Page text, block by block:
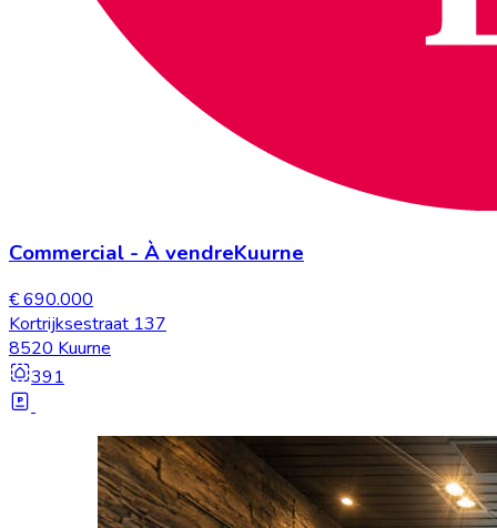
Commercial - À vendreKuurne
€ 690.000
Kortrijksestraat 137
8520 Kuurne
391